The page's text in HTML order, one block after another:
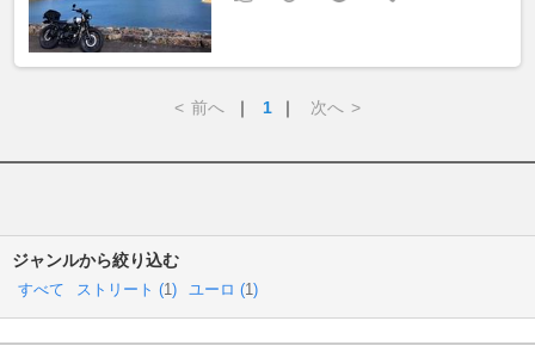
< 前へ ｜ 1 ｜ 次へ >
ジャンルから絞り込む
すべて ストリート (1) ユーロ (1)